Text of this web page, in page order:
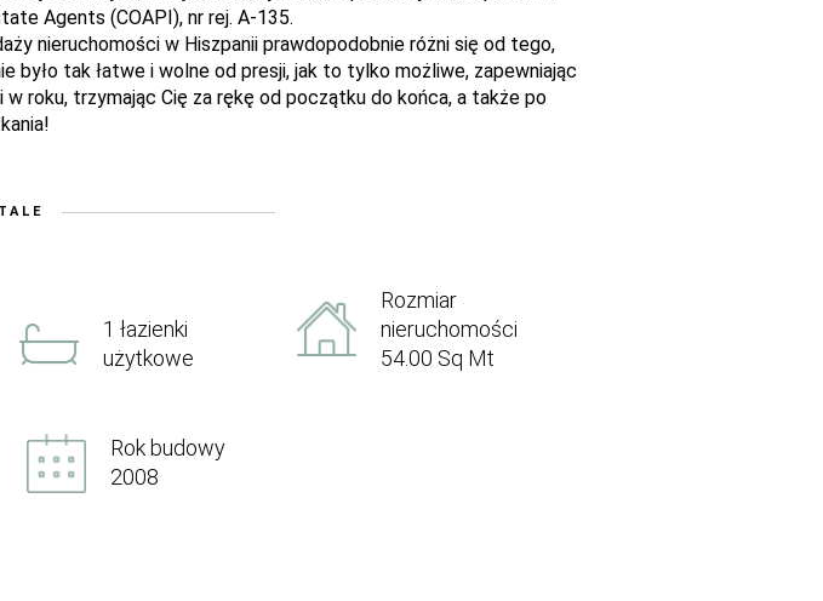
Agents (COAPI), nr rej. A-135.
nieruchomości w Hiszpanii prawdopodobnie różni się od tego,
tak łatwe i wolne od presji, jak to tylko możliwe, zapewniając
roku, trzymając Cię za rękę od początku do końca, a także po
1 łazienki
użytkowe
Rozmiar
nieruchomości
54.00 Sq Mt
Rok budowy
2008